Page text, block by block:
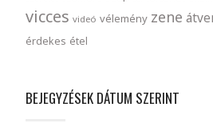
vicces videó vélemény zene
érdekes étel
BEJEGYZÉSEK DÁTUM SZERINT